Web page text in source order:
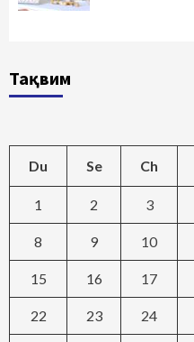
Тақвим
Du Se Ch
1 2 3
8 9 10
15 16 17
22 23 24